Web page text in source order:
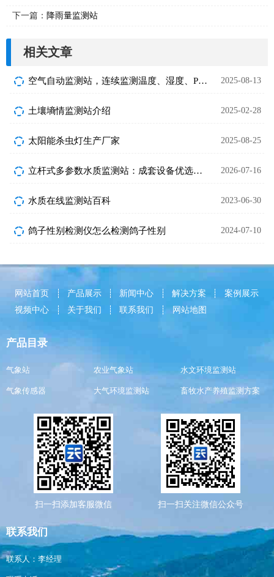
下一篇： 降雨量监测站
相关文章
空气自动监测站，连续监测温度、湿度、PM2.5、NO2等参数 2025-08-13
土壤墒情监测站介绍 2025-02-28
太阳能杀虫灯生产厂家 2025-08-25
立杆式多参数水质监测站：成套设备优选品牌排行 2026-07-16
水质在线监测站百科 2023-06-30
鸽子性别检测仪怎么检测鸽子性别 2024-07-10
网站首页 产品展示 新闻中心 解决方案
案例展示
视频中心
关于我们 联系我们 网站地图
产品目录
气象站 农业气象站 水文环境监测站
气象传感器 大气环境监测站 畜牧水产养殖监测方案
扫一扫添加客服微信 扫一扫关注微信公众号
联系我们
联系人：李经理